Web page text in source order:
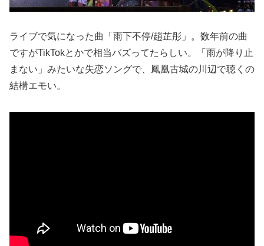
ライブで気になった曲「雨下不停/趙芷彤」。数年前の曲
ですがTikTokとかで相当バズってたらしい。「雨が降り止
まない」みたいな失恋ソングで、鳳凰古城の川辺で聴くの
結構エモい。